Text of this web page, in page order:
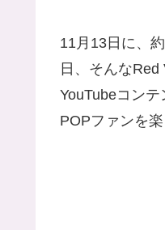
11月13日に、
日、そんな
YouTubeコン
POPファンを楽